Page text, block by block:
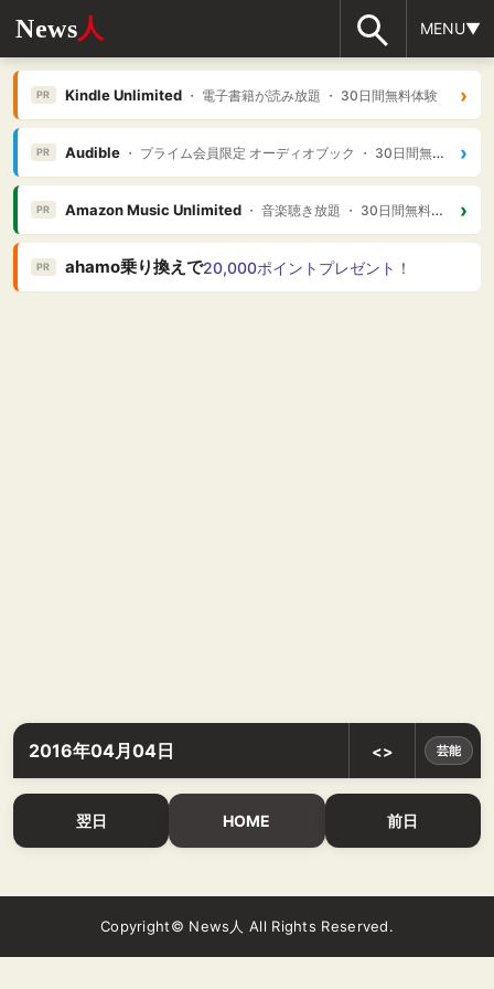
News人 MENU▼
PR Kindle Unlimited・ 電子書籍が読み放題 ・ 30日間無料体験 ›
PR Audible・ プライム会員限定 オーディオブック ・ 30日間無料体験 ›
PR Amazon Music Unlimited・ 音楽聴き放題 ・ 30日間無料体験 ›
PR ahamo乗り換えで20,000ポイントプレゼント！
2016年04月04日 <> 芸能
翌日 HOME 前日
Copyright© News人 All Rights Reserved.